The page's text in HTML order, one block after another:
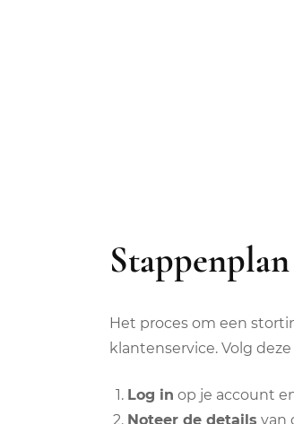
Het proces om een
klantenservice. Volg
Log in op je account
Noteer de details van